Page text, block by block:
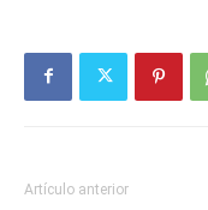
Artículo anterior